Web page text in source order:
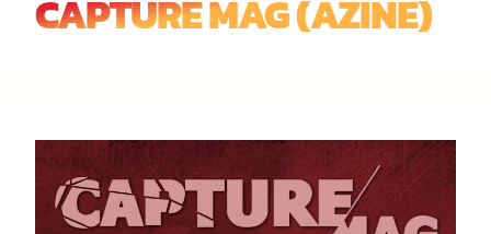
CAPTURE MAG (AZINE)